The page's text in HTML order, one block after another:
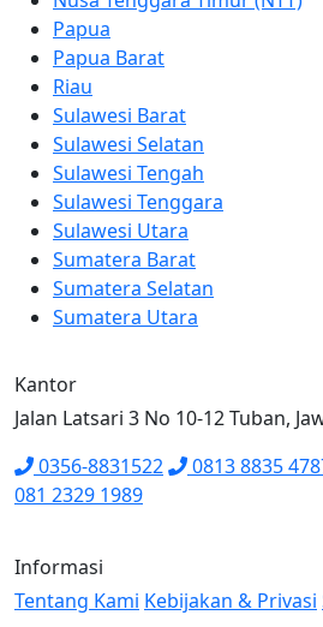
Papua
Papua Barat
Riau
Sulawesi Barat
Sulawesi Selatan
Sulawesi Tengah
Sulawesi Tenggara
Sulawesi Utara
Sumatera Barat
Sumatera Selatan
Sumatera Utara
Kantor
Jalan Latsari 3 No 10-12 Tuban,
0356-8831522
0813 8835
081 2329 1989
Informasi
Tentang Kami Kebijakan & Privasi